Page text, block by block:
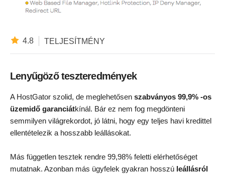
4.8 TELJESÍTMÉNY
Lenyűgöző teszteredmények
A HostGator szolid, de meglehetősen szabványos 99,9% -os
üzemidő garanciátkínál. Bár ez nem fog megdönteni
semmilyen világrekordot, jó látni, hogy egy teljes havi kredittel
ellentételezik a hosszabb leállásokat.
Más független tesztek rendre 99,98% feletti elérhetőséget
mutatnak. Azonban más ügyfelek gyakran hosszú leállásról